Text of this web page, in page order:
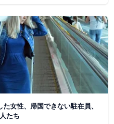
女性、帰国できない駐在員、
たち